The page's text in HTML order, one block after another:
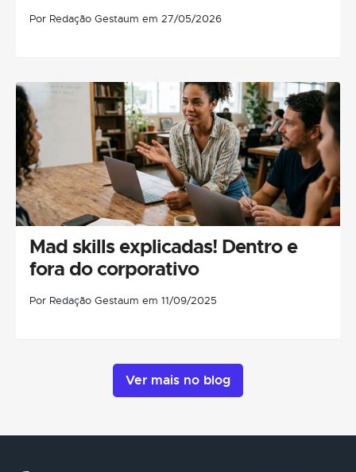
Por Redação Gestaum em 27/05/2026
Mad skills explicadas! Dentro e
fora do corporativo
Por Redação Gestaum em 11/09/2025
Ver mais no blog